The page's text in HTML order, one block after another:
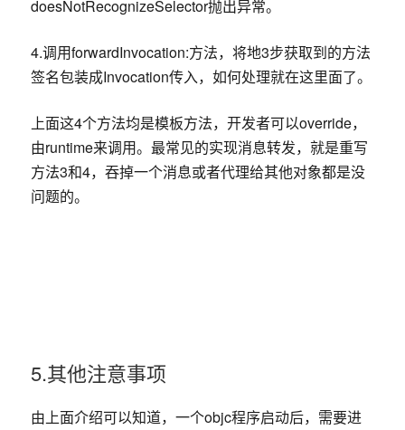
doesNotRecognizeSelector抛出异常。
4.调用forwardInvocation:方法，将地3步获取到的方法
签名包装成Invocation传入，如何处理就在这里面了。
上面这4个方法均是模板方法，开发者可以override，
由runtime来调用。最常见的实现消息转发，就是重写
方法3和4，吞掉一个消息或者代理给其他对象都是没
问题的。
5.其他注意事项
由上面介绍可以知道，一个objc程序启动后，需要进